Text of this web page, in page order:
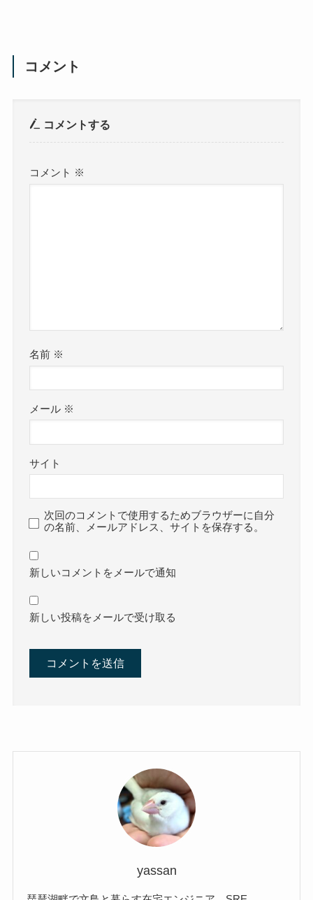
コメント
コメントする
コメント ※
名前 ※
メール ※
サイト
次回のコメントで使用するためブラウザーに自分
の名前、メールアドレス、サイトを保存する。
新しいコメントをメールで通知
新しい投稿をメールで受け取る
yassan